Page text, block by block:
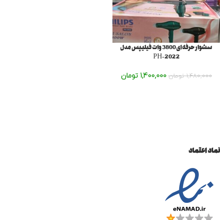
سشوار حرفه ای 3800 وات فیلیپس مدل
2022-PH‏
1,480,000 تومان 1,400,000 تومان
نماد اعتماد